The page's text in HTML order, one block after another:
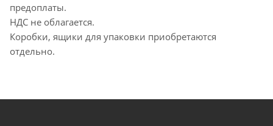
предоплаты.
НДС не облагается.
Коробки, ящики для упаковки приобретаются
отдельно.